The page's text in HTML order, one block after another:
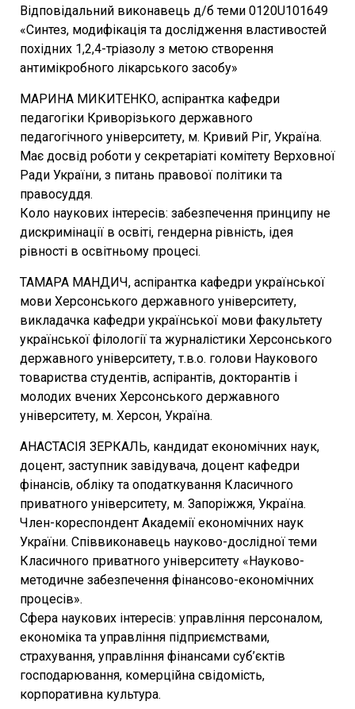
Відповідальний виконавець д/б теми 0120U101649
«Синтез, модифікація та дослідження властивостей
похідних 1,2,4-тріазолу з метою створення
антимікробного лікарського засобу»
МАРИНА МИКИТЕНКО, аспірантка кафедри
педагогіки Криворізького державного
педагогічного університету, м. Кривий Ріг, Україна.
Має досвід роботи у секретаріаті комітету Верховної
Ради України, з питань правової політики та
правосуддя.
Коло наукових інтересів: забезпечення принципу не
дискримінації в освіті, гендерна рівність, ідея
рівності в освітньому процесі.
ТАМАРА МАНДИЧ, аспірантка кафедри української
мови Херсонського державного університету,
викладачка кафедри української мови факультету
української філології та журналістики Херсонського
державного університету, т.в.о. голови Наукового
товариства студентів, аспірантів, докторантів і
молодих вчених Херсонського державного
університету, м. Херсон, Україна.
АНАСТАСІЯ ЗЕРКАЛЬ, кандидат економічних наук,
доцент, заступник завідувача, доцент кафедри
фінансів, обліку та оподаткування Класичного
приватного університету, м. Запоріжжя, Україна.
Член-кореспондент Академії економічних наук
України. Співвиконавець науково-дослідної теми
Класичного приватного університету «Науково-
методичне забезпечення фінансово-економічних
процесів».
Сфера наукових інтересів: управління персоналом,
економіка та управління підприємствами,
страхування, управління фінансами суб’єктів
господарювання, комерційна свідомість,
корпоративна культура.